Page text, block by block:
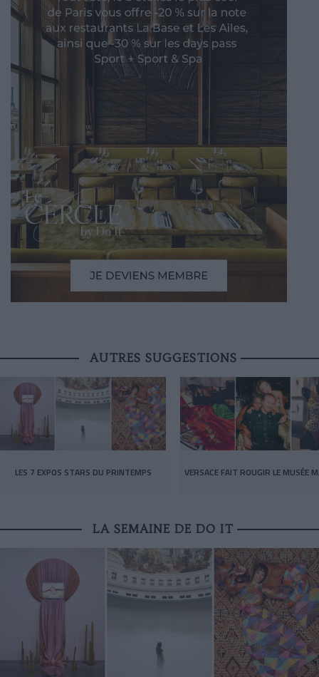
AUTRES SUGGESTIONS
LES 7 EXPOS STARS DU PRINTEMPS VERSACE FAIT ROUGIR LE MUSÉE
LA SEMAINE DE DO IT